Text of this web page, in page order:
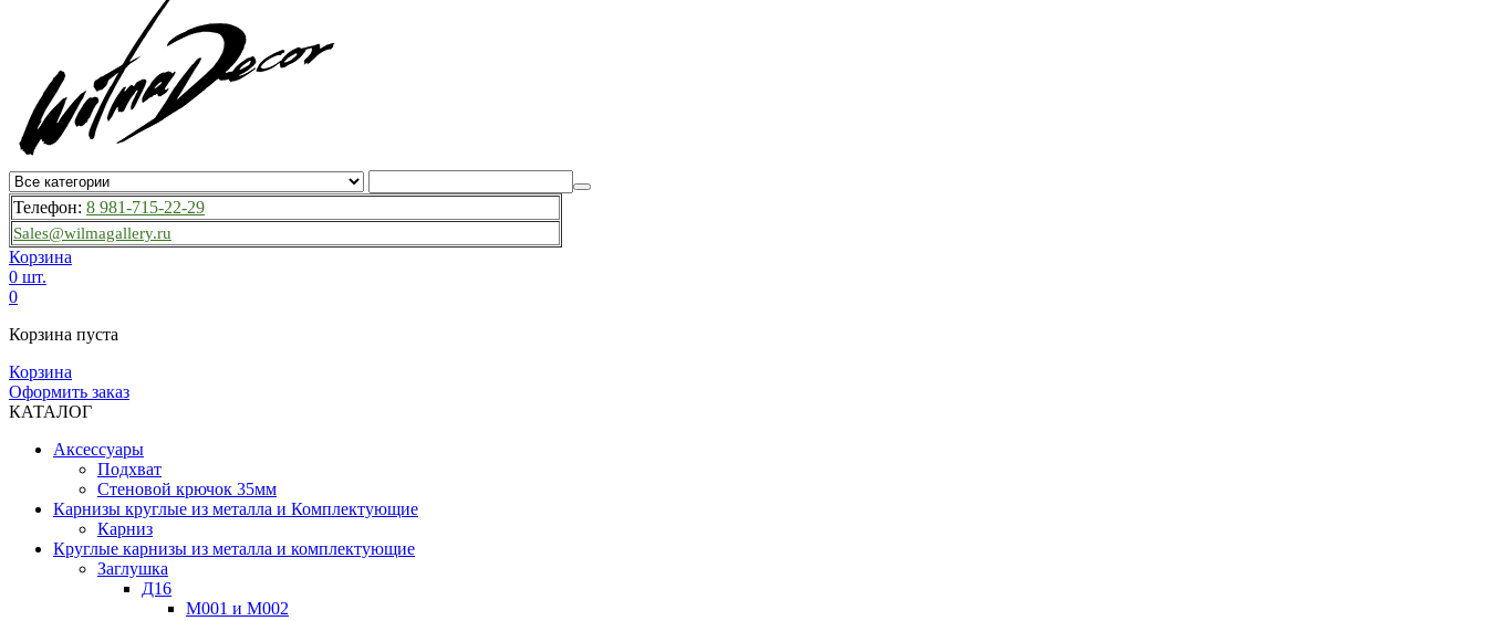
Телефон: 8 981-715-22-29
Sales@wilmagallery.ru
Корзина
0 шт.
0
Корзина пуста
Корзина
Оформить заказ
КАТАЛОГ
Аксессуары
Подхват
Стеновой крючок 35мм
Карнизы круглые из металла и Комплектующие
Карниз
Круглые карнизы из металла и комплектующие
Заглушка
Д16
М001 и М002